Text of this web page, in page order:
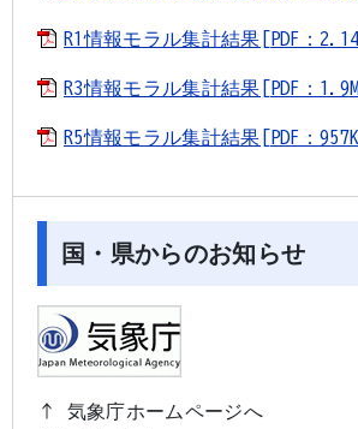
R1情報モラル集計結果[PDF：
R3情報モラル集計結果[PDF：
R5情報モラル集計結果[PDF：
国・県からのお知らせ
↑ 気象庁ホームページへ